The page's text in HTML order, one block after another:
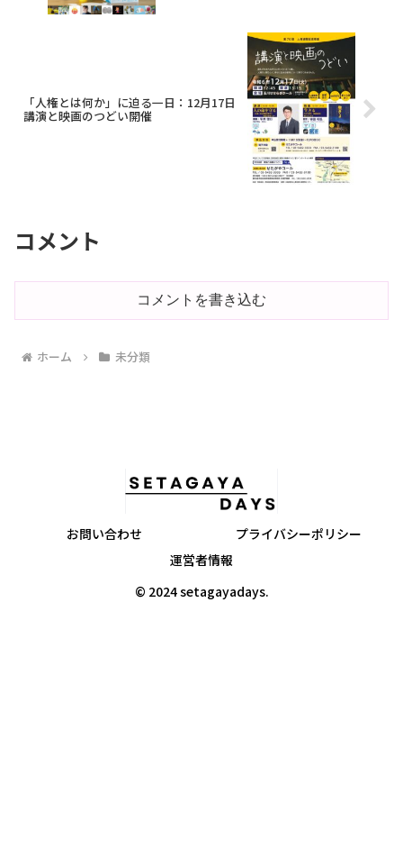
「人権とは何か」に迫る一日：12月17日
講演と映画のつどい開催
コメント
コメントを書き込む
ホーム 未分類
お問い合わせ
プライバシーポリシー
運営者情報
© 2024 setagayadays.